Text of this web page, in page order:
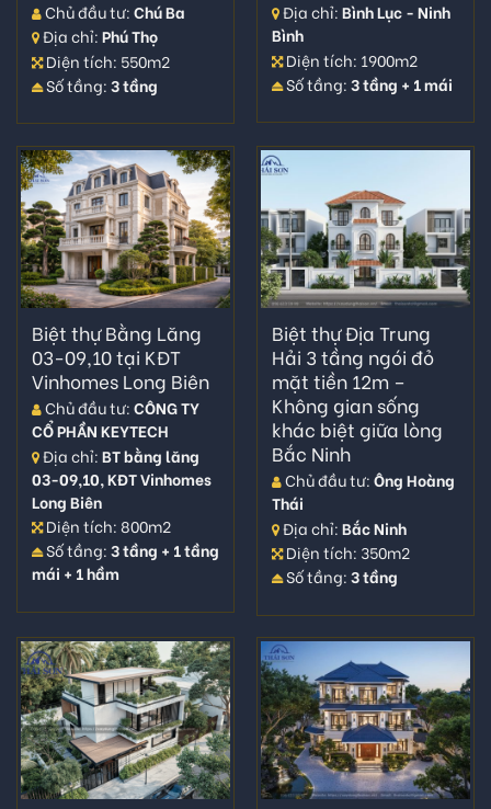
thành công trình đúng tiến độ, thực thi theo các điều
khoản hợp quy định trong hợp đồng, làm việc công
khai minh bạch.
Nói đến THÁI SƠN nhiều khách hàng vấn luôn nghĩ
đến những mẫu nhà đẹp, biệt thự mái thái, kiến trúc
tân cổ điển. Tuy nhiên không dừng lại ở đó với kỳ vọng
tạo ra nhiều mẫu nhà hiện đại, sang trọng, nhữngbiệt
thự vườnđẹp trong năm 2023. Chúng tôi tiếp tục bổ
sung các dịch vụ thiết kế bao gồm:
Biệt thự vườn 4 tầng
Biệt thự nhà vườn 2 tầng
Những mẫu biệt thự nhà vườn đẹp
Biệt thự nhà vườn cấp 4
Biệt thự nhà vườn hiện đại
Nhà vườn 3 tầng
Biệt thự vườn đẹp
Biệt thự 3 tầng mái thái
Chủ đầu tư: Chú Ba
Địa chỉ: Phú Thọ
Diện tích: 550m2
Số tầng: 3 tầng
Địa chỉ: Bình Lục - Ninh
Bình
Diện tích: 1900m2
Số tầng: 3 tầng + 1 mái
Biệt thự Bằng Lăng
03-09,10 tại KĐT
Vinhomes Long Biên
Chủ đầu tư: CÔNG TY
CỔ PHẦN KEYTECH
Địa chỉ: BT bằng lăng
03-09,10, KĐT Vinhomes
Long Biên
Diện tích: 800m2
Số tầng: 3 tầng + 1 tầng
mái + 1 hầm
Biệt thự Địa Trung
Hải 3 tầng ngói đỏ
mặt tiền 12m –
Không gian sống
khác biệt giữa lòng
Bắc Ninh
Chủ đầu tư: Ông Hoàng
Thái
Địa chỉ: Bắc Ninh
Diện tích: 350m2
Số tầng: 3 tầng